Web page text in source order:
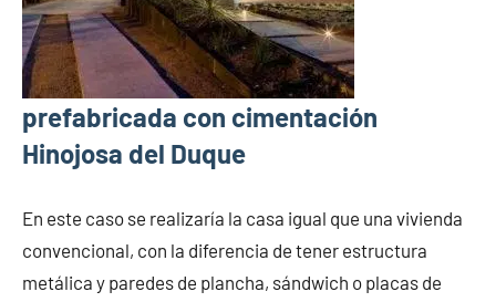
prefabricada con cimentación
Hinojosa del Duque
En este caso se realizaría la casa igual que una vivienda
convencional, con la diferencia de tener estructura
metálica y paredes de plancha, sándwich o placas de